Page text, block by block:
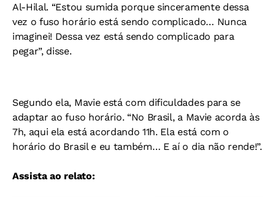
Al-Hilal. “Estou sumida porque sinceramente dessa
vez o fuso horário está sendo complicado… Nunca
imaginei! Dessa vez está sendo complicado para
pegar”, disse.
Segundo ela, Mavie está com dificuldades para se
adaptar ao fuso horário. “No Brasil, a Mavie acorda às
7h, aqui ela está acordando 11h. Ela está com o
horário do Brasil e eu também… E aí o dia não rende!”.
Assista ao relato: